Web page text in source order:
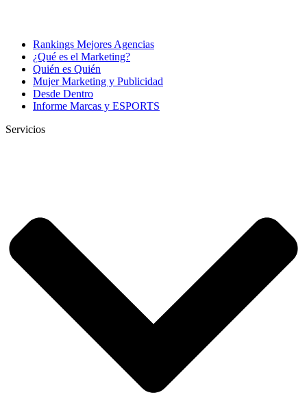
Rankings Mejores Agencias
¿Qué es el Marketing?
Quién es Quién
Mujer Marketing y Publicidad
Desde Dentro
Informe Marcas y ESPORTS
Servicios